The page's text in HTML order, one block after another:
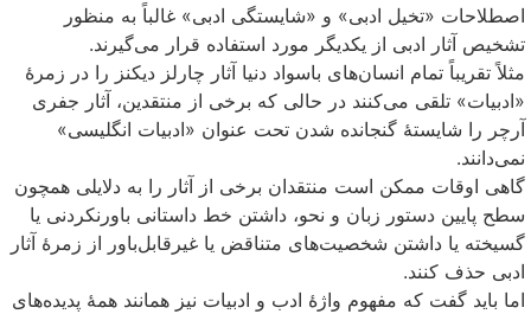
اصطلاحات «تخیل ادبی» و «شایستگی ادبی» غالباً به منظور
تشخیص آثار ادبی از یکدیگر مورد استفاده قرار می‌گیرند.
مثلاً تقریباً تمام انسان‌های باسواد دنیا آثار چارلز دیکنز را در زمرهٔ
«ادبیات» تلقی می‌کنند در حالی که برخی از منتقدین، آثار جفری
آرچر را شایستهٔ گنجانده شدن تحت عنوان «ادبیات انگلیسی»
نمی‌دانند.
گاهی اوقات ممکن است منتقدان برخی از آثار را به دلایلی همچون
سطح پایین دستور زبان و نحو، داشتن خط داستانی باورنکردنی یا
گسیخته یا داشتن شخصیت‌های متناقض یا غیرقابل‌باور از زمرهٔ آثار
ادبی حذف کنند.
اما باید گفت که مفهوم واژهٔ ادب و ادبیات نیز همانند همهٔ پدیده‌های